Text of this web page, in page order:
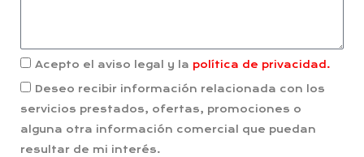
Acepto el aviso legal y la política de privacidad.
Deseo recibir información relacionada con los
servicios prestados, ofertas, promociones o
alguna otra información comercial que puedan
resultar de mi interés.